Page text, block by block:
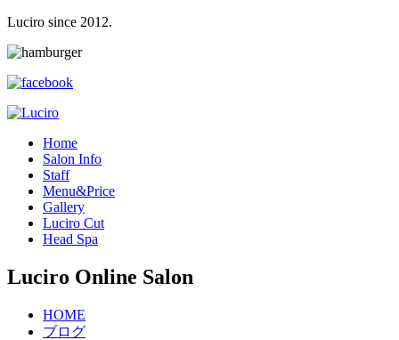
Luciro since 2012.
Home
Salon Info
Staff
Menu&Price
Gallery
Luciro Cut
Head Spa
Luciro Online Salon
HOME
ブログ